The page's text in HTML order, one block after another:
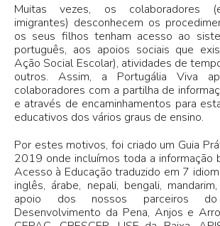
Muitas vezes, os colaboradores
imigrantes) desconhecem os
os seus filhos tenham acesso ao
português, aos apoios sociais que
Ação Social Escolar), atividades de
outros. Assim, a Portugália Viva
colaboradores com a partilha de
e através de encaminhamentos para
educativos dos vários graus de ensino.
Por estes motivos, foi criado um Guia
2019 onde incluímos toda a informação
Acesso à Educação traduzido em 7
inglês, árabe, nepali, bengali,
apoio dos nossos parceiros
Desenvolvimento da Pena, Anjos e